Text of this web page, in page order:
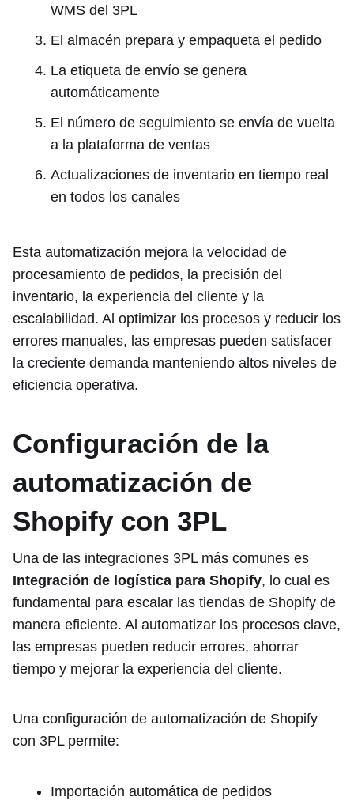
WMS del 3PL
El almacén prepara y empaqueta el pedido
La etiqueta de envío se genera
automáticamente
El número de seguimiento se envía de vuelta
a la plataforma de ventas
Actualizaciones de inventario en tiempo real
en todos los canales
Esta automatización mejora la velocidad de
procesamiento de pedidos, la precisión del
inventario, la experiencia del cliente y la
escalabilidad. Al optimizar los procesos y reducir los
errores manuales, las empresas pueden satisfacer
la creciente demanda manteniendo altos niveles de
eficiencia operativa.
Configuración de la
automatización de
Shopify con 3PL
Una de las integraciones 3PL más comunes es
Integración de logística para Shopify, lo cual es
fundamental para escalar las tiendas de Shopify de
manera eficiente. Al automatizar los procesos clave,
las empresas pueden reducir errores, ahorrar
tiempo y mejorar la experiencia del cliente.
Una configuración de automatización de Shopify
con 3PL permite:
Importación automática de pedidos